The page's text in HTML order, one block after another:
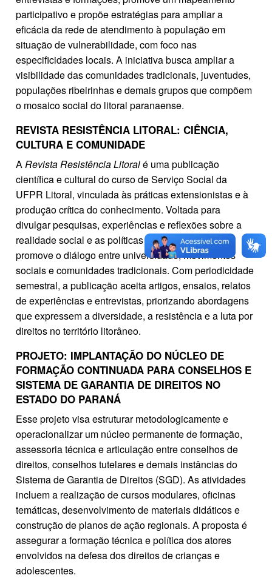
participativo e propõe estratégias para ampliar a
eficácia da rede de atendimento à população em
situação de vulnerabilidade, com foco nas
especificidades locais. A iniciativa busca ampliar a
visibilidade das comunidades tradicionais, juventudes,
populações ribeirinhas e demais grupos que compõem
o mosaico social do litoral paranaense.
REVISTA RESISTÊNCIA LITORAL: CIÊNCIA,
CULTURA E COMUNIDADE
ARevista Resistência Litoralé uma publicação
científica e cultural do curso de Serviço Social da
UFPR Litoral, vinculada às práticas extensionistas e à
produção crítica do conhecimento. Voltada para
divulgar pesquisas, experiências e reflexões sobre a
realidade social e as políticas públicas, a revista
promove o diálogo entre universidade, movimentos
sociais e comunidades tradicionais. Com periodicidade
semestral, a publicação aceita artigos, ensaios, relatos
de experiências e entrevistas, priorizando abordagens
que expressem a diversidade, a resistência e a luta por
direitos no território litorâneo.
PROJETO: IMPLANTAÇÃO DO NÚCLEO DE
FORMAÇÃO CONTINUADA PARA CONSELHOS E
SISTEMA DE GARANTIA DE DIREITOS NO
ESTADO DO PARANÁ
Esse projeto visa estruturar metodologicamente e
operacionalizar um núcleo permanente de formação,
assessoria técnica e articulação entre conselhos de
direitos, conselhos tutelares e demais instâncias do
Sistema de Garantia de Direitos (SGD). As atividades
incluem a realização de cursos modulares, oficinas
temáticas, desenvolvimento de materiais didáticos e
construção de planos de ação regionais. A proposta é
assegurar a formação técnica e política dos atores
envolvidos na defesa dos direitos de crianças e
adolescentes.